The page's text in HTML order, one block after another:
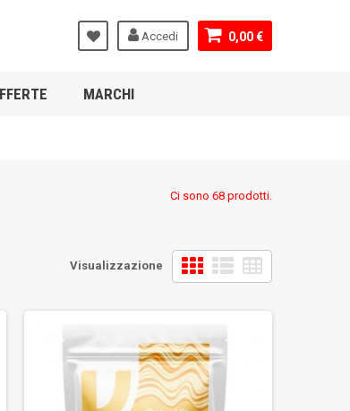
0,00 €
Accedi
MARCHI
Ci sono 68 prodotti.
Visualizzazione